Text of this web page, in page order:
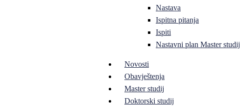
Nastava
Ispitna pitanja
Ispiti
Nastavni plan Master studij
Novosti
Obavještenja
Master studij
Doktorski studij